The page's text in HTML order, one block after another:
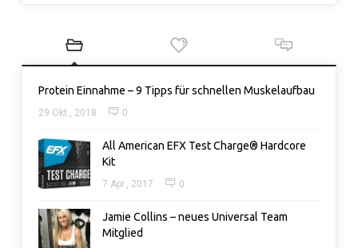
Protein Einnahme – 9 Tipps für schnellen Muskelaufbau
29 Okt., 2018 0
All American EFX Test Charge® Hardcore
Kit
7 Apr., 2017 0
Jamie Collins – neues Universal Team
Mitglied